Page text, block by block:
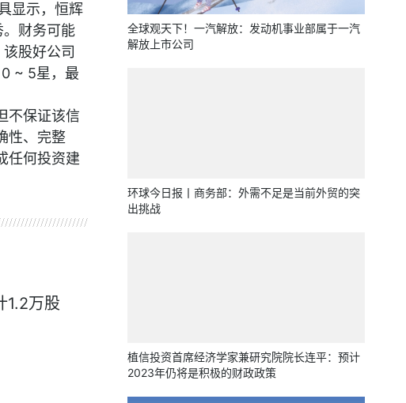
显示，恒辉
财务可能
股好公司
~ 5星，最
不保证该信
性、完整
任何投资建
1.2万股
全球观天下！一汽解放：发动机事业部属于一汽
解放上市公司
环球今日报丨商务部：外需不足是当前外贸的突
出挑战
植信投资首席经济学家兼研究院院长连平：预计
2023年仍将是积极的财政政策